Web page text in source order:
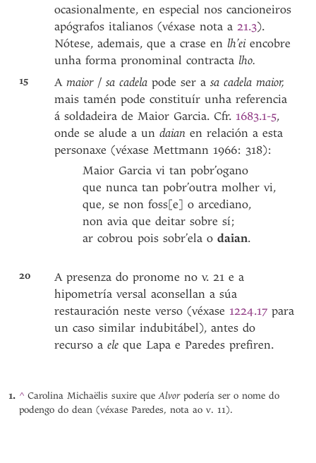
ocasionalmente, en especial nos cancioneiros
apógrafos italianos (véxase nota a 21.3).
Nótese, ademais, que a crase en lh’eiencobre
unha forma pronominal contracta lho.
15 Amaior / sa cadela pode ser asa cadela maior,
mais tamén pode constituír unha referencia
á soldadeira de Maior Garcia. Cfr. 1683.1-5,
onde se alude a undaianen relación a esta
personaxe (véxase Mettmann 1966: 318):
Maior Garcia vi tan pobr’ogano
que nunca tan pobr’outra molher vi,
que, se non foss[e] o arcediano,
non avia que deitar sobre sí;
ar cobrou pois sobr’ela odaian.
20
A presenza do pronome no v. 21 e a
hipometría versal aconsellan a súa
restauración neste verso (véxase 1224.17 para
un caso similar indubitábel), antes do
recurso aeleque Lapa e Paredes prefiren.
^ Carolina Michaëlis suxire queAlvorpodería ser o nome do
podengo do dean (véxase Paredes, nota ao v. 11).